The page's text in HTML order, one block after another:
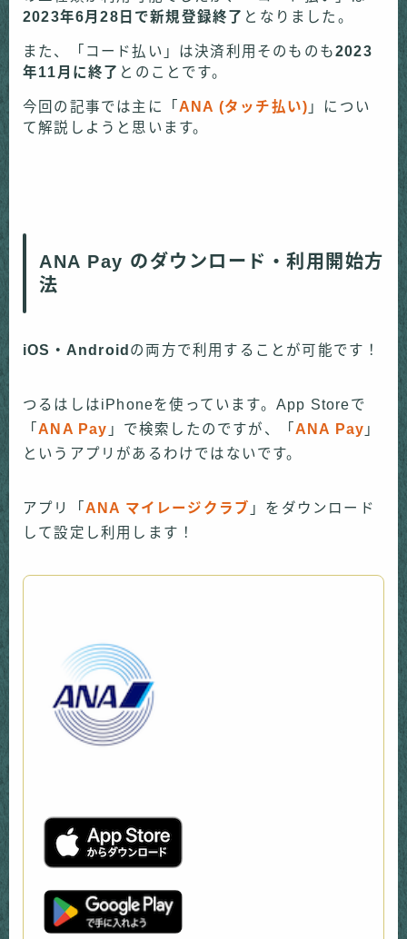
2023年6月28日で新規登録終了 となりました。
また、「コード払い」は決済利用そのものも2023
年11月に終了 とのことです。
今回の記事では主に「 ANA (タッチ払い) 」につい
て解説しようと思います。
ANA Pay のダウンロード・利用開始方
法
iOS・Android の両方で利用することが可能です！
つるはしはiPhoneを使っています。App Storeで
「 ANA Pay 」で検索したのですが、「 ANA Pay 」
というアプリがあるわけではないです。
アプリ「 ANA マイレージクラブ 」をダウンロード
して設定し利用します！